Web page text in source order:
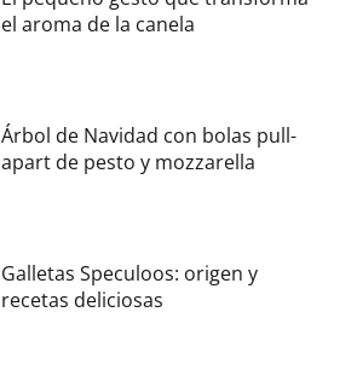
el aroma de la canela
Árbol de Navidad con bolas pull-
apart de pesto y mozzarella
Galletas Speculoos: origen y
recetas deliciosas